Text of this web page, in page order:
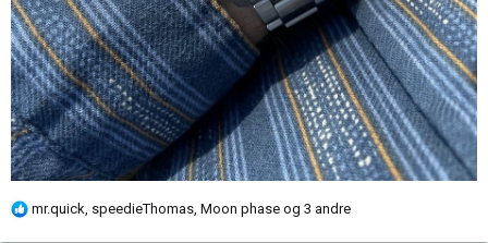
R
mr.quick, speedieThomas, Moon phase og 3 andre